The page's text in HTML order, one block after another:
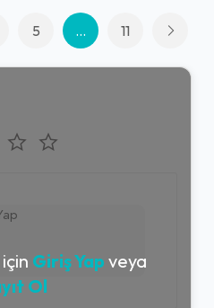
5 ... 11
Giriş Yap veya
Ol